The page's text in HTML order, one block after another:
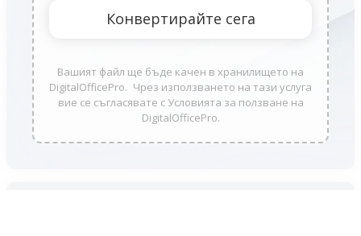
Вашият файл ще бъде качен в хранилището на
DigitalOfficePro. Чрез използването на тази услуга
вие се съгласявате с Условията за ползване на
DigitalOfficePro.